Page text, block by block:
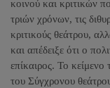
κοινού και κριτικών
τριών χρόνων, τις
κριτικούς θεάτρου,
και απέδειξε ότι ο
επίκαιρος. Το
του Σύγχρονου